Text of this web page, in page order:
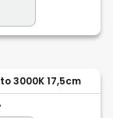
3000K 17,5cm